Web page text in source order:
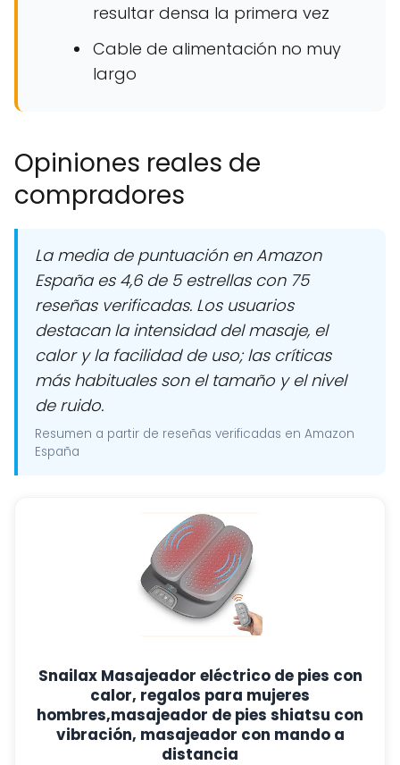
resultar densa la primera vez
Cable de alimentación no muy
largo
Opiniones reales de
compradores
La media de puntuación en Amazon
España es 4,6 de 5 estrellas con 75
reseñas verificadas. Los usuarios
destacan la intensidad del masaje, el
calor y la facilidad de uso; las críticas
más habituales son el tamaño y el nivel
de ruido.
Resumen a partir de reseñas verificadas en Amazon
España
Snailax Masajeador eléctrico de pies con
calor, regalos para mujeres
hombres,masajeador de pies shiatsu con
vibración, masajeador con mando a
distancia